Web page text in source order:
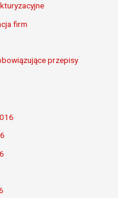
firm
przepisy